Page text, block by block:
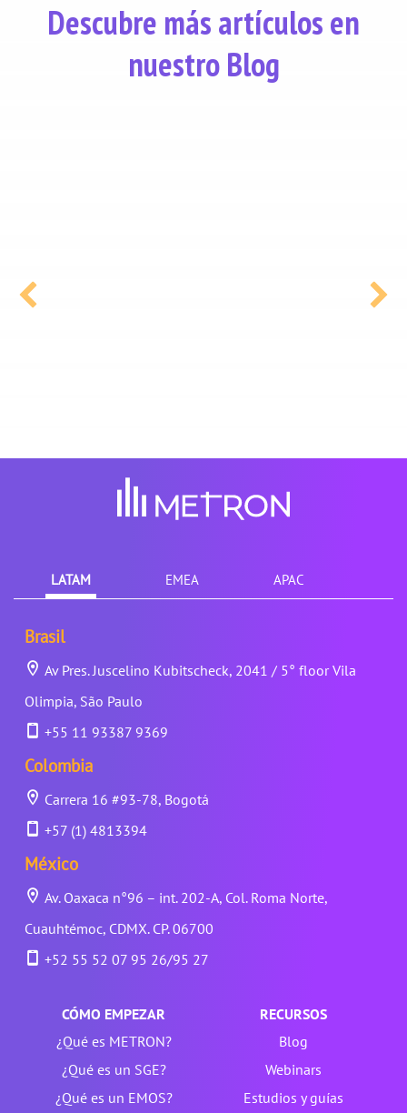
Descubre más artículos en
nuestro Blog
LATAM EMEA APAC
Brasil
Av Pres. Juscelino Kubitscheck, 2041 / 5° floor Vila
Olimpia, São Paulo
+55 11 93387 9369
Colombia
Carrera 16 #93-78, Bogotá
+57 (1) 4813394
México
Av. Oaxaca n°96 – int. 202-A, Col. Roma Norte,
Cuauhtémoc, CDMX. CP. 06700
+52 55 52 07 95 26/95 27
CÓMO EMPEZAR
¿Qué es METRON?
¿Qué es un SGE?
¿Qué es un EMOS?
RECURSOS
Blog
Webinars
Estudios y guías